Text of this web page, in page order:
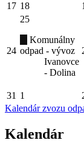
17 18
24
25
Komunálny
odpad - vývoz
Ivanovce
- Dolina
31 1
Kalendár zvozu
Kalendár